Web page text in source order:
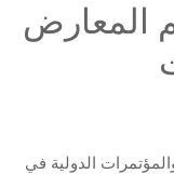
المعارض
الدولية في